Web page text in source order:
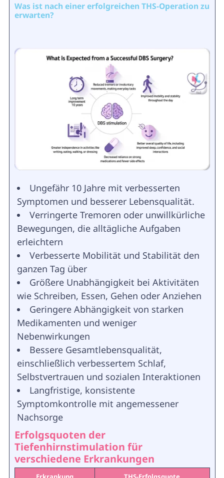
Was ist nach einer erfolgreichen THS-Operation zu
erwarten?
Ungefähr 10 Jahre mit verbesserten
Symptomen und besserer Lebensqualität.
Verringerte Tremoren oder unwillkürliche
Bewegungen, die alltägliche Aufgaben
erleichtern
Verbesserte Mobilität und Stabilität den
ganzen Tag über
Größere Unabhängigkeit bei Aktivitäten
wie Schreiben, Essen, Gehen oder Anziehen
Geringere Abhängigkeit von starken
Medikamenten und weniger
Nebenwirkungen
Bessere Gesamtlebensqualität,
einschließlich verbessertem Schlaf,
Selbstvertrauen und sozialen Interaktionen
Langfristige, konsistente
Symptomkontrolle mit angemessener
Nachsorge
Erfolgsquoten der
Tiefenhirnstimulation für
verschiedene Erkrankungen